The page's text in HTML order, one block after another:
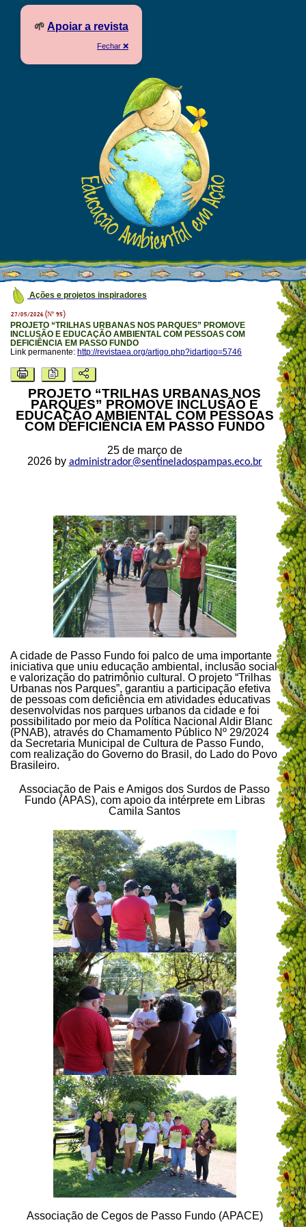
🌱 Apoiar a revista
Fechar ❌
Ações e projetos inspiradores
27/05/2026 (Nº 95)
PROJETO “TRILHAS URBANAS NOS PARQUES” PROMOVE
INCLUSÃO E EDUCAÇÃO AMBIENTAL COM PESSOAS COM
DEFICIÊNCIA EM PASSO FUNDO
Link permanente: http://revistaea.org/artigo.php?idartigo=5746
PROJETO “TRILHAS URBANAS NOS
PARQUES” PROMOVE INCLUSÃO E
EDUCAÇÃO AMBIENTAL COM PESSOAS
COM DEFICIÊNCIA EM PASSO FUNDO
25 de março de
2026 by administrador@sentineladospampas.eco.br
A cidade de Passo Fundo foi palco de uma importante
iniciativa que uniu educação ambiental, inclusão social
e valorização do patrimônio cultural. O projeto “Trilhas
Urbanas nos Parques”, garantiu a participação efetiva
de pessoas com deficiência em atividades educativas
desenvolvidas nos parques urbanos da cidade e foi
possibilitado por meio da Política Nacional Aldir Blanc
(PNAB), através do Chamamento Público Nº 29/2024
da Secretaria Municipal de Cultura de Passo Fundo,
com realização do Governo do Brasil, do Lado do Povo
Brasileiro.
Associação de Pais e Amigos dos Surdos de Passo
Fundo (APAS), com apoio da intérprete em Libras
Camila Santos
Associação de Cegos de Passo Fundo (APACE)